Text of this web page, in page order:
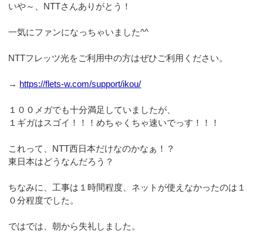
いや～、NTTさんありがとう！
一気にファンになっちゃいました^^
NTTフレッツ光をご利用中の方はぜひご利用ください。
→ https://flets-w.com/support/ikou/
１００メガでも十分満足していましたが、
１ギガはスゴイ！！！めちゃくちゃ速いでっす！！！
これって、NTT西日本だけなのかなぁ！？
東日本はどうなんだろう？
ちなみに、工事は１時間程度、ネットが使えなかったのは１
０分程度でした。
ではでは、朝から失礼しました。